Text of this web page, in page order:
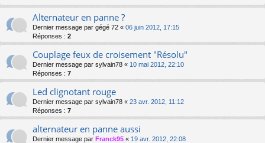
Alternateur en panne ?
Dernier message par gégé 72 « 06 juin 2012, 17:15
Réponses : 2
Couplage feux de croisement "Résolu"
Dernier message par sylvain78 « 10 mai 2012, 22:10
Réponses : 7
Led clignotant rouge
Dernier message par sylvain78 « 23 avr. 2012, 11:12
Réponses : 7
alternateur en panne aussi
Dernier message par Franck95 « 19 avr. 2012, 22:08